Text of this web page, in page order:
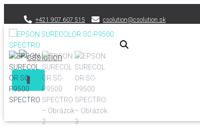
+421 907 607 515 csolution@csolution.sk
T
G